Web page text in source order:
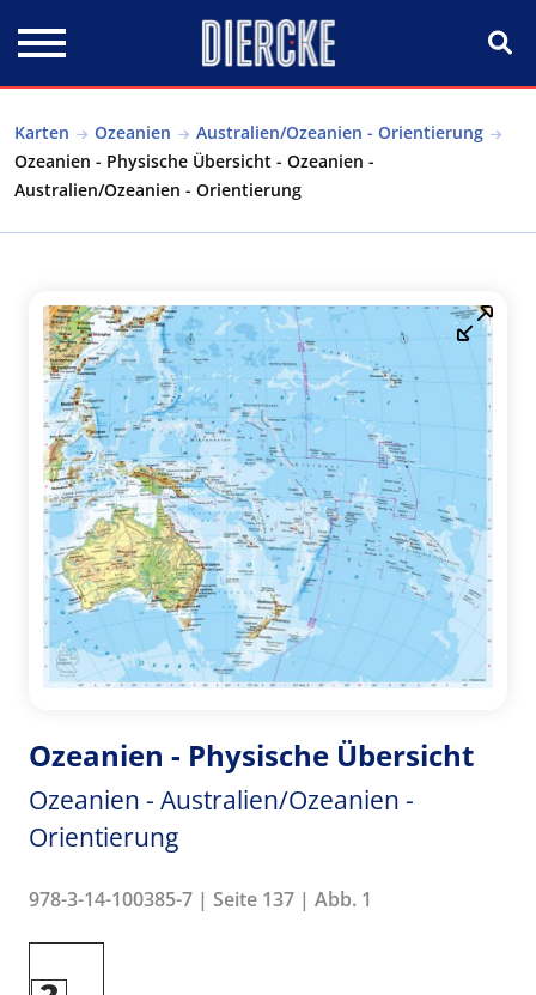
Karten Ozeanien
Australien/Ozeanien - Orientierung
Ozeanien - Physische Übersicht - Ozeanien -
Australien/Ozeanien - Orientierung
Ozeanien - Physische Übersicht
Ozeanien - Australien/Ozeanien -
Orientierung
978-3-14-100385-7 | Seite 137 | Abb. 1